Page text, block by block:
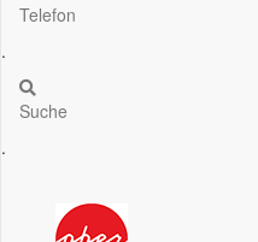
Telefon
.
Suche
.